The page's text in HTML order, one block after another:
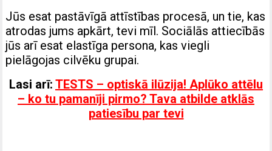
Jūs esat pastāvīgā attīstības procesā, un tie, kas
atrodas jums apkārt, tevi mīl. Sociālās attiecībās
jūs arī esat elastīga persona, kas viegli
pielāgojas cilvēku grupai.
Lasi arī: TESTS – optiskā ilūzija! Aplūko attēlu
– ko tu pamanīji pirmo? Tava atbilde atklās
patiesību par tevi